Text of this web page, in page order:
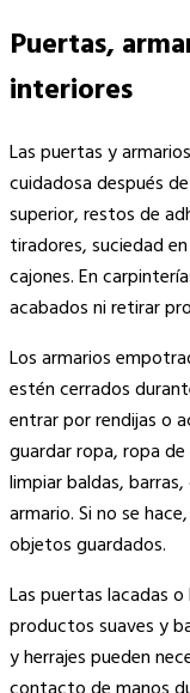
Puertas,
interiores
Las puertas y
cuidadosa después
superior, restos de
tiradores, suciedad
cajones. En
acabados ni retirar
Los armarios
estén cerrados
entrar por rendijas o
guardar ropa, ropa
limpiar baldas,
armario. Si no se
objetos guardados.
Las puertas lacadas
productos suaves y
y herrajes pueden